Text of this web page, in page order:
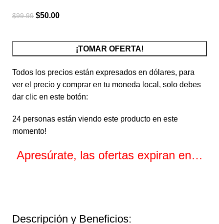
$99.99 $50.00
¡TOMAR OFERTA!
Todos los precios están expresados en dólares, para
ver el precio y comprar en tu moneda local, solo debes
dar clic en este botón:
24 personas están viendo este producto en este
momento!
Apresúrate, las ofertas expiran en…
Descripción y Beneficios: